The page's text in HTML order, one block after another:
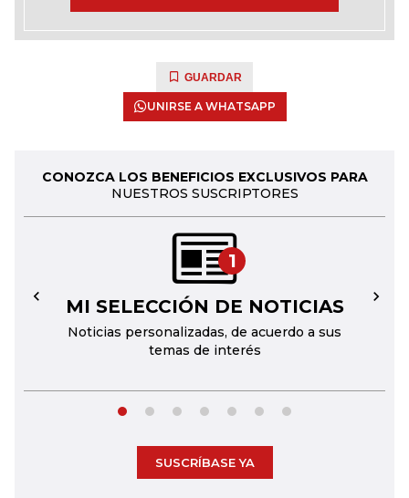
GUARDAR
UNIRSE A WHATSAPP
CONOZCA LOS BENEFICIOS EXCLUSIVOS PARA
NUESTROS SUSCRIPTORES
1
MI SELECCIÓN DE NOTICIAS
Noticias personalizadas, de acuerdo a sus
temas de interés
← →
SUSCRÍBASE YA